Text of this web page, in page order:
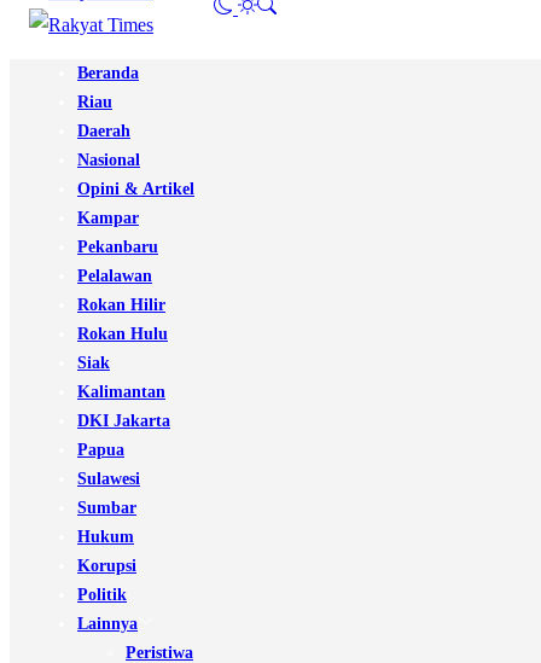
Beranda
Riau
Daerah
Nasional
Opini & Artikel
Kampar
Pekanbaru
Pelalawan
Rokan Hilir
Rokan Hulu
Siak
Kalimantan
DKI Jakarta
Papua
Sulawesi
Sumbar
Hukum
Korupsi
Politik
Lainnya
Peristiwa